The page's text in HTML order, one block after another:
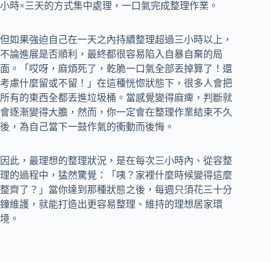
小時×三天的方式集中處理，一口氣完成整理作業。
但如果強迫自己在一天之內持續整理超過三小時以上，
不論進展是否順利，最終都很容易陷入自暴自棄的局
面。「哎呀，麻煩死了，乾脆一口氣全部丟掉算了！還
考慮什麼留或不留！」在這種恍惚狀態下，很多人會把
所有的東西全都丟進垃圾桶。當感覺變得麻痺，判斷就
會逐漸變得大膽，然而，你一定會在整理作業結束不久
後，為自己當下一鼓作氣的衝動而後悔。
因此，最理想的整理狀況，是在每次三小時內、從容整
理的過程中，猛然驚覺：「咦？家裡什麼時候變得這麼
整齊了？」當你達到那種狀態之後，每週只須花三十分
鐘維護，就能打造出更容易整理、維持的理想居家環
境。